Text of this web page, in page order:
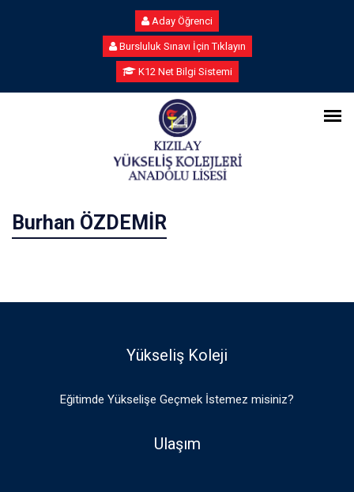
Aday Öğrenci
Bursluluk Sınavı İçin Tıklayın
K12 Net Bilgi Sistemi
Burhan ÖZDEMİR
Yükseliş Koleji
Eğitimde Yükselişe Geçmek İstemez misiniz?
Ulaşım